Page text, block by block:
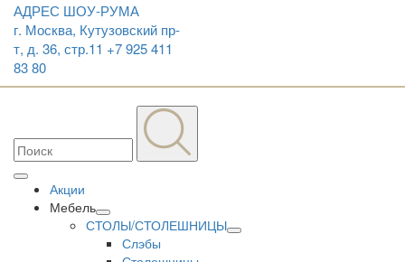
АДРЕС ШОУ-РУМА
г. Москва, Кутузовский пр-
т, д. 36, стр.11 +7 925 411
83 80
Акции
Мебель
СТОЛЫ/СТОЛЕШНИЦЫ
Слэбы